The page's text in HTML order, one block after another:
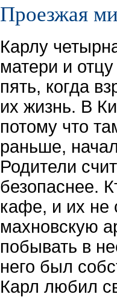
Проезжая
Карлу
матери и
пять, когда
их жизнь. В
потому что
раньше,
Родители
безопаснее.
кафе, и их не
махновскую
побывать в
него был
Карл любил